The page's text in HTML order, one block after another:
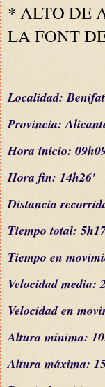
* ALTO DE
LA FONT
Localidad:
Provincia:
Hora inicio: 09h
Hora fin: 14h26'
Distancia
Tiempo total:
Tiempo en
Velocidad media:
Velocidad en
Altura mínima:
Altura máxima: